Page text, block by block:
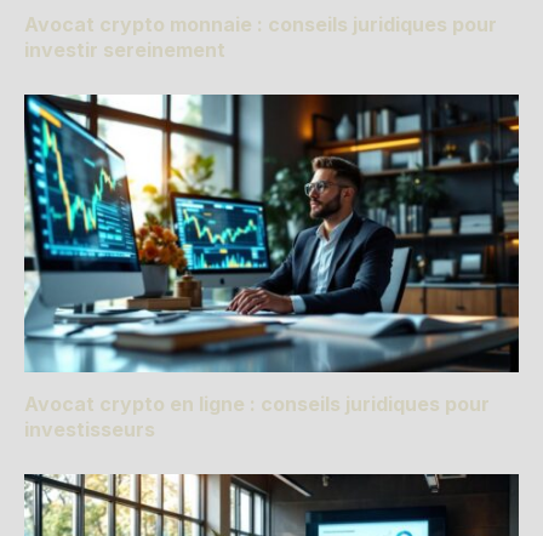
Avocat crypto monnaie : conseils juridiques pour
investir sereinement
Avocat crypto en ligne : conseils juridiques pour
investisseurs